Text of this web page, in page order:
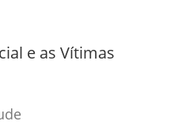
e as Vítimas